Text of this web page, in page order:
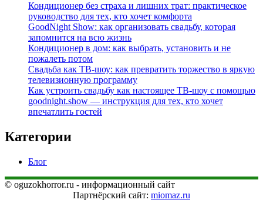
Кондиционер без страха и лишних трат: практическое
руководство для тех, кто хочет комфорта
GoodNight Show: как организовать свадьбу, которая
запомнится на всю жизнь
Кондиционер в дом: как выбрать, установить и не
пожалеть потом
Свадьба как ТВ‑шоу: как превратить торжество в яркую
телевизионную программу
Как устроить свадьбу как настоящее ТВ‑шоу с помощью
goodnight.show — инструкция для тех, кто хочет
впечатлить гостей
Категории
Блог
© oguzokhorror.ru - информационный сайт
Партнёрский сайт: miomaz.ru